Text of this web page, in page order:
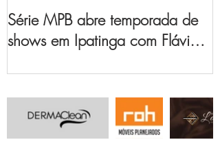
Série MPB abre temporada de
shows em Ipatinga com Flávio